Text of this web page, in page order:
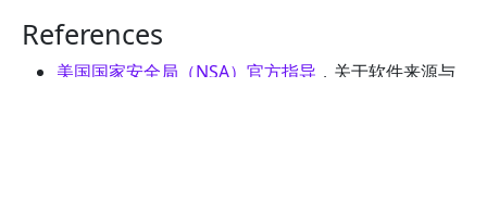
References
美国国家安全局（NSA）官方指导 ，关于软件来源与